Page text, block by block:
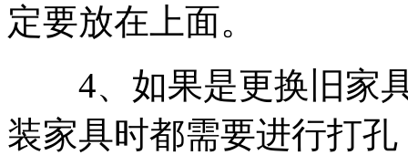
定要放在上面。
4、如果是更换旧家具
装家具时都需要进行打